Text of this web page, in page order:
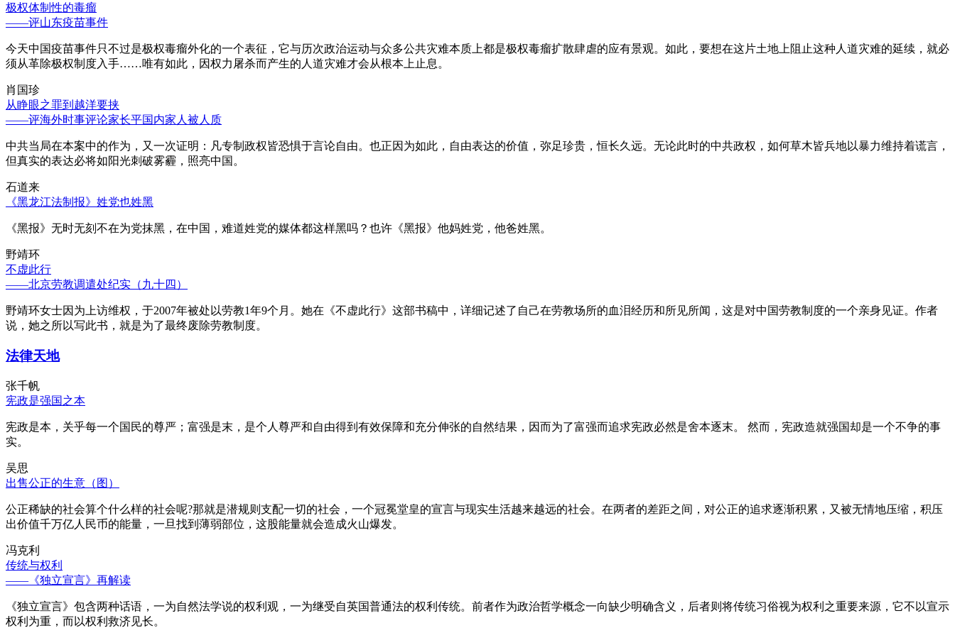
极权体制性的毒瘤
——评山东疫苗事件
今天中国疫苗事件只不过是极权毒瘤外化的一个表征，它与历次政治运动与众多公共灾难本质上都是极权毒瘤扩散肆虐的应有景观。如此，要想在这片土地上阻止这种人道灾难的延续，就必
须从革除极权制度入手……唯有如此，因权力屠杀而产生的人道灾难才会从根本上止息。
肖国珍
从睁眼之罪到越洋要挟
——评海外时事评论家长平国内家人被人质
中共当局在本案中的作为，又一次证明：凡专制政权皆恐惧于言论自由。也正因为如此，自由表达的价值，弥足珍贵，恒长久远。无论此时的中共政权，如何草木皆兵地以暴力维持着谎言，
但真实的表达必将如阳光刺破雾霾，照亮中国。
石道来
《黑龙江法制报》姓党也姓黑
《黑报》无时无刻不在为党抹黑，在中国，难道姓党的媒体都这样黑吗？也许《黑报》他妈姓党，他爸姓黑。
野靖环
不虚此行
——北京劳教调遣处纪实（九十四）
野靖环女士因为上访维权，于2007年被处以劳教1年9个月。她在《不虚此行》这部书稿中，详细记述了自己在劳教场所的血泪经历和所见所闻，这是对中国劳教制度的一个亲身见证。作者
说，她之所以写此书，就是为了最终废除劳教制度。
法律天地
张千帆
宪政是强国之本
宪政是本，关乎每一个国民的尊严；富强是末，是个人尊严和自由得到有效保障和充分伸张的自然结果，因而为了富强而追求宪政必然是舍本逐末。 然而，宪政造就强国却是一个不争的事
实。
吴思
出售公正的生意（图）
公正稀缺的社会算个什么样的社会呢?那就是潜规则支配一切的社会，一个冠冕堂皇的宣言与现实生活越来越远的社会。在两者的差距之间，对公正的追求逐渐积累，又被无情地压缩，积压
出价值千万亿人民币的能量，一旦找到薄弱部位，这股能量就会造成火山爆发。
冯克利
传统与权利
——《独立宣言》再解读
《独立宣言》包含两种话语，一为自然法学说的权利观，一为继受自英国普通法的权利传统。前者作为政治哲学概念一向缺少明确含义，后者则将传统习俗视为权利之重要来源，它不以宣示
权利为重，而以权利救济见长。